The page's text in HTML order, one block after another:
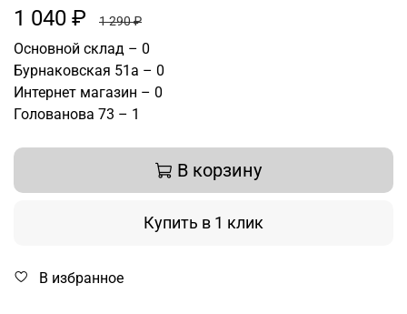
1 040 ₽ 1 290 ₽
Основной склад – 0
Бурнаковская 51а – 0
Интернет магазин – 0
Голованова 73 – 1
В корзину
Купить в 1 клик
В избранное